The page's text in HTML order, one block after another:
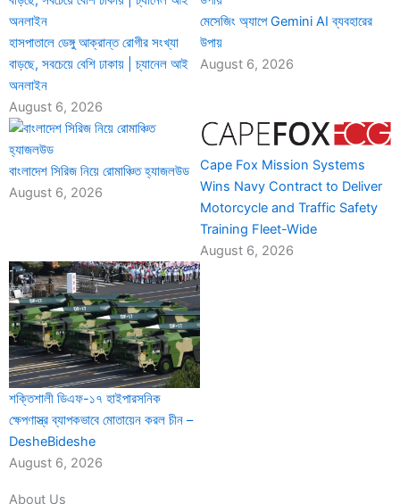
হাসপাতালে ডেঙ্গু আক্রান্ত রোগীর সংখ্যা
বাড়ছে, সবচেয়ে বেশি ঢাকায় | চ্যানেল আই
অনলাইন
August 6, 2026
মেসেজিং অ্যাপে Gemini AI ব্যবহারের
উপায়
August 6, 2026
বাংলাদেশ সিরিজ নিয়ে রোমাঞ্চিত হ্যাজলউড
August 6, 2026
Cape Fox Mission Systems
Wins Navy Contract to Deliver
Motorcycle and Traffic Safety
Training Fleet-Wide
August 6, 2026
শক্তিশালী ডিএফ-১৭ হাইপারসনিক
ক্ষেপণাস্ত্র ব্যাপকভাবে মোতায়েন করল চীন –
DesheBideshe
August 6, 2026
About Us